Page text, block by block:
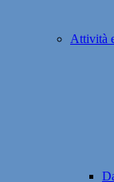
Attività